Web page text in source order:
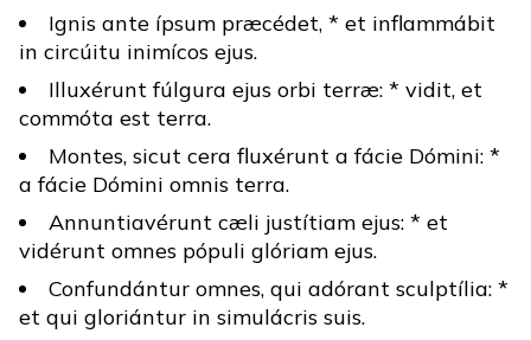
Ignis ante ípsum præcédet, * et inflammábit
in circúitu inimícos ejus.
Illuxérunt fúlgura ejus orbi terræ: * vidit, et
commóta est terra.
Montes, sicut cera fluxérunt a fácie Dómini: *
a fácie Dómini omnis terra.
Annuntiavérunt cæli justítiam ejus: * et
vidérunt omnes pópuli glóriam ejus.
Confundántur omnes, qui adórant sculptília: *
et qui gloriántur in simulácris suis.